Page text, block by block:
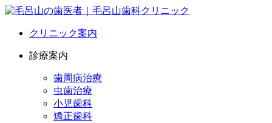
クリニック案内
診療案内
歯周病治療
虫歯治療
小児歯科
矯正歯科